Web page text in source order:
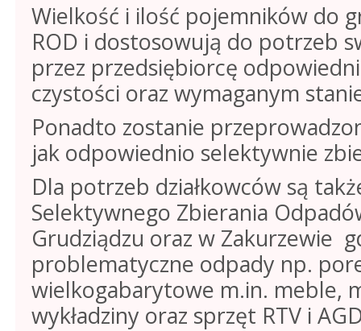
Wielkość i ilość pojemników do
ROD i dostosowują do potrzeb
przez przedsiębiorcę
czystości oraz wymaganym
Ponadto zostanie
jak odpowiednio selektywnie
Dla potrzeb działkowców są
Selektywnego Zbierania
Grudziądzu oraz w Zakurzewie
problematyczne odpady np.
wielkogabarytowe m.in. meble,
wykładziny oraz sprzęt RTV i